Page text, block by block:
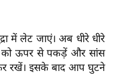
में लेट जाएं। अब धीरे धीरे
को ऊपर से पकड़ें और सांस
रखें। इसके बाद आप घुटने